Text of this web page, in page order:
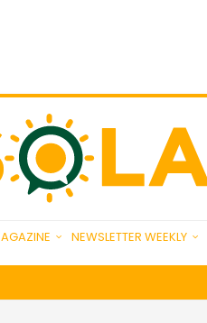
NEWSLETTER WEEKLY